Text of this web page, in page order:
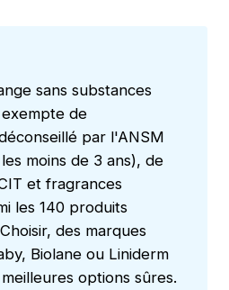
sans substances
de
par l'ANSM
moins de 3 ans), de
et fragrances
les 140 produits
des marques
Biolane ou Liniderm
options sûres.